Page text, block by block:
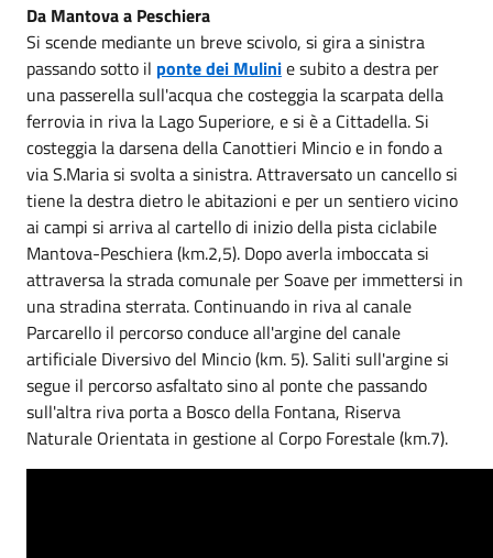
Da Mantova a Peschiera
Si scende mediante un breve scivolo, si gira a sinistra
passando sotto il ponte dei Mulinie subito a destra per
una passerella sull'acqua che costeggia la scarpata della
ferrovia in riva la Lago Superiore, e si è a Cittadella. Si
costeggia la darsena della Canottieri Mincio e in fondo a
via S.Maria si svolta a sinistra. Attraversato un cancello si
tiene la destra dietro le abitazioni e per un sentiero vicino
ai campi si arriva al cartello di inizio della pista ciclabile
Mantova-Peschiera (km.2,5). Dopo averla imboccata si
attraversa la strada comunale per Soave per immettersi in
una stradina sterrata. Continuando in riva al canale
Parcarello il percorso conduce all'argine del canale
artificiale Diversivo del Mincio (km. 5). Saliti sull'argine si
segue il percorso asfaltato sino al ponte che passando
sull'altra riva porta a Bosco della Fontana, Riserva
Naturale Orientata in gestione al Corpo Forestale (km.7).